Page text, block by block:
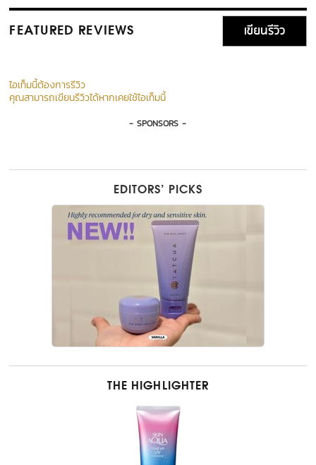
FEATURED REVIEWS เขียนรีวิว
ไอเท็มนี้ต้องการรีวิว
คุณสามารถเขียนรีวิวได้หากเคยใช้ไอเท็มนี้
- SPONSORS -
EDITORS’ PICKS
THE HIGHLIGHTER